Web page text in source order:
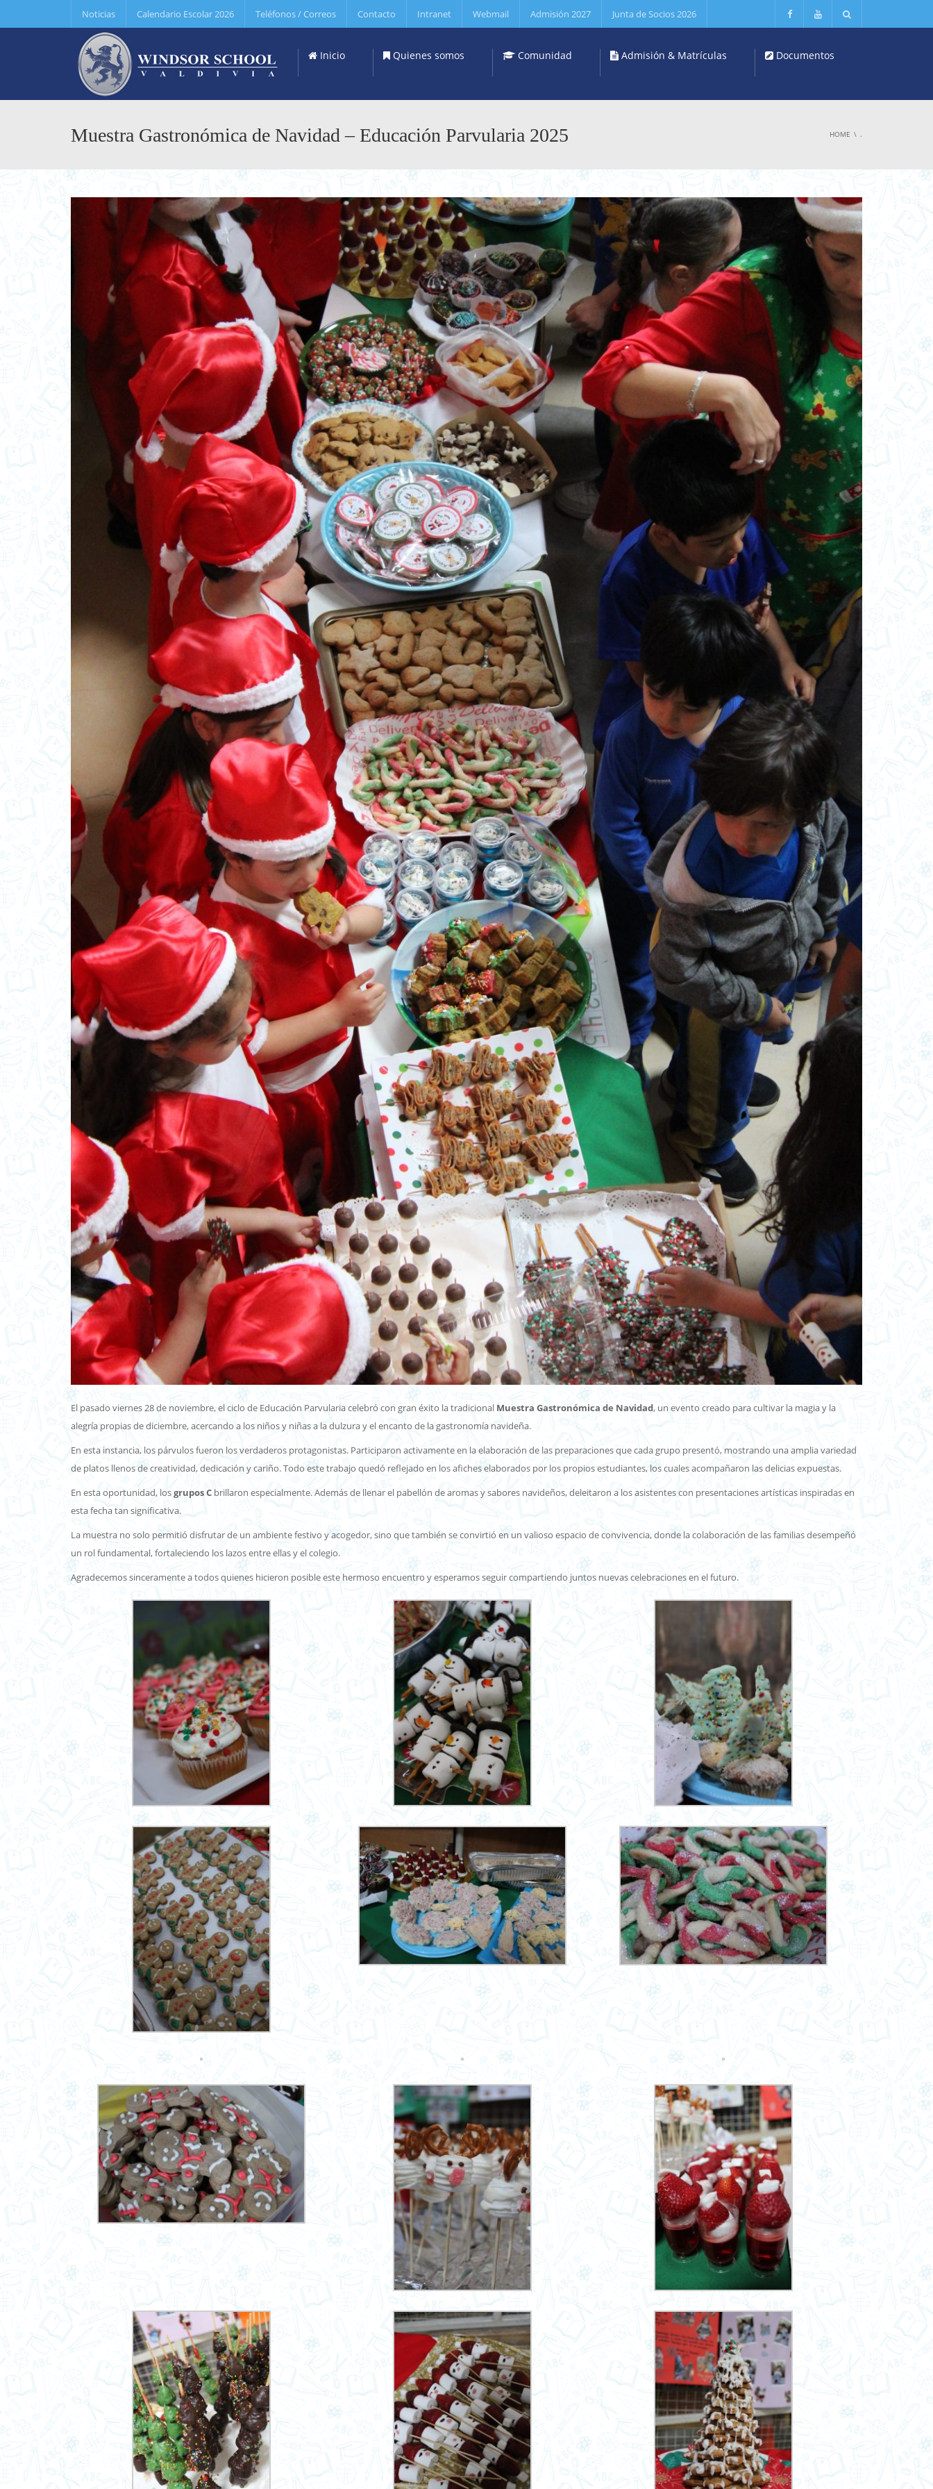
Noticias Calendario Escolar 2026 Teléfonos / Correos Contacto Intranet Webmail Admisión 2027 Junta de Socios 2026
Inicio Quienes somos Comunidad Admisión & Matrículas Documentos
Muestra Gastronómica de Navidad – Educación Parvularia 2025 HOME .
El pasado viernes 28 de noviembre, el ciclo de Educación Parvularia celebró con gran éxito la tradicional Muestra Gastronómica de Navidad, un evento creado para cultivar la magia y la
alegría propias de diciembre, acercando a los niños y niñas a la dulzura y el encanto de la gastronomía navideña.
En esta instancia, los párvulos fueron los verdaderos protagonistas. Participaron activamente en la elaboración de las preparaciones que cada grupo presentó, mostrando una amplia variedad
de platos llenos de creatividad, dedicación y cariño. Todo este trabajo quedó reflejado en los afiches elaborados por los propios estudiantes, los cuales acompañaron las delicias expuestas.
En esta oportunidad, losgrupos C brillaron especialmente. Además de llenar el pabellón de aromas y sabores navideños, deleitaron a los asistentes con presentaciones artísticas inspiradas en
esta fecha tan significativa.
La muestra no solo permitió disfrutar de un ambiente festivo y acogedor, sino que también se convirtió en un valioso espacio de convivencia, donde la colaboración de las familias desempeñó
un rol fundamental, fortaleciendo los lazos entre ellas y el colegio.
Agradecemos sinceramente a todos quienes hicieron posible este hermoso encuentro y esperamos seguir compartiendo juntos nuevas celebraciones en el futuro.